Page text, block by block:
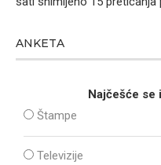
ANKETA
Najčešće se
Štampe
Televizije